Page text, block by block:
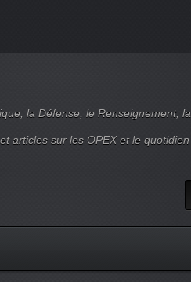
la Défense, le Renseignement, la
articles sur les OPEX et le quotidien